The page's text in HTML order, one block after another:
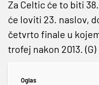
Za Celtic će to biti
će loviti 23. naslov,
četvrto finale u
trofej nakon 2013. (G)
Oglas